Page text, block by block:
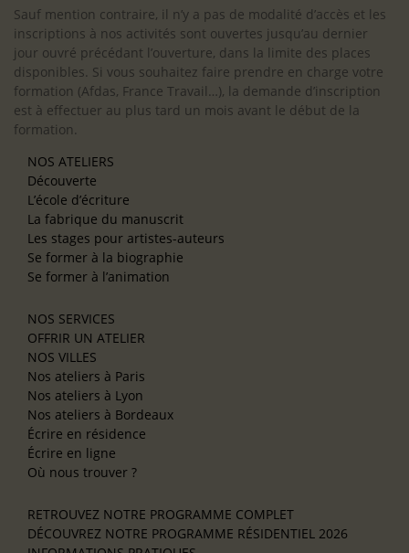
Sauf mention contraire, il n’y a pas de modalité d’accès et les
inscriptions à nos activités sont ouvertes jusqu’au dernier
jour ouvré précédant l’ouverture, dans la limite des places
disponibles. Si vous souhaitez faire prendre en charge votre
formation (Afdas, France Travail…), la demande d’inscription
est à effectuer au plus tard un mois avant le début de la
formation.
NOS ATELIERS
Découverte
L’école d’écriture
La fabrique du manuscrit
Les stages pour artistes-auteurs
Se former à la biographie
Se former à l’animation
NOS SERVICES
OFFRIR UN ATELIER
NOS VILLES
Nos ateliers à Paris
Nos ateliers à Lyon
Nos ateliers à Bordeaux
Écrire en résidence
Écrire en ligne
Où nous trouver ?
RETROUVEZ NOTRE PROGRAMME COMPLET
DÉCOUVREZ NOTRE PROGRAMME RÉSIDENTIEL 2026